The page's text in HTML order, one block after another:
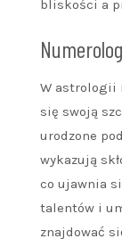
bliskości a
W astrologii
się swoją
urodzone
wykazują
co ujawnia
talentów i
znajdować